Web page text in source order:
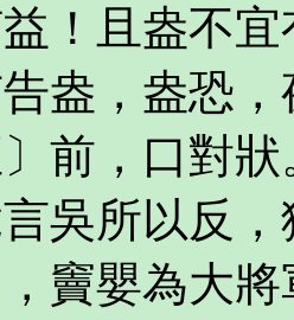
！且盎不
告盎，盎恐
〕前，口對
吳所以反
竇嬰為大